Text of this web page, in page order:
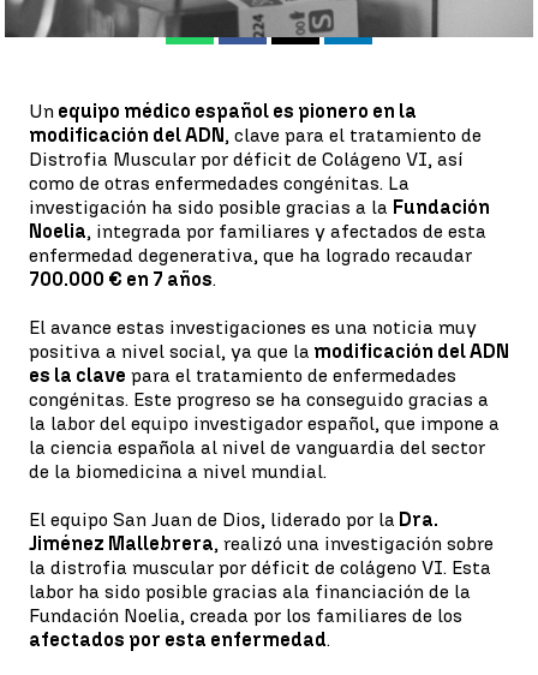
WhatsappFacebook
X
Un equipo médico español es pionero en la
modificación del ADN, clave para el tratamiento de
Distrofia Muscular por déficit de Colágeno VI, así
como de otras enfermedades congénitas. La
investigación ha sido posible gracias a la Fundación
Noelia, integrada por familiares y afectados de esta
enfermedad degenerativa, que ha logrado recaudar
700.000 € en 7 años.
El avance estas investigaciones es una noticia muy
positiva a nivel social, ya que la modificación del ADN
es la clave para el tratamiento de enfermedades
congénitas. Este progreso se ha conseguido gracias a
la labor del equipo investigador español, que impone a
la ciencia española al nivel de vanguardia del sector
de la biomedicina a nivel mundial.
El equipo San Juan de Dios, liderado por la Dra.
Jiménez Mallebrera, realizó una investigación sobre
la distrofia muscular por déficit de colágeno VI. Esta
labor ha sido posible gracias ala financiación de la
Fundación Noelia, creada por los familiares de los
afectados por esta enfermedad.